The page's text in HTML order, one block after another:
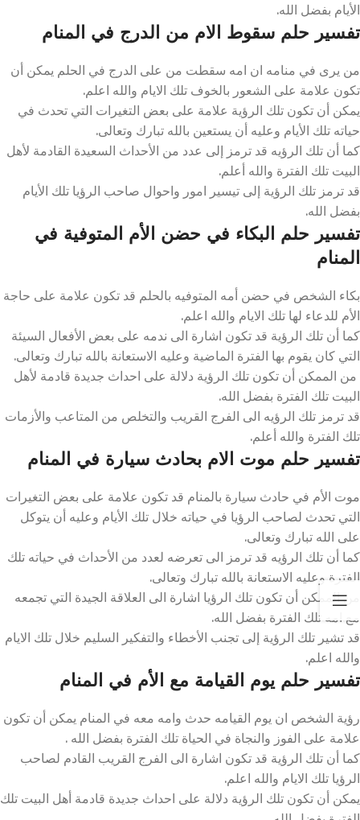
الأيام بفضل الله.
تفسير حلم سقوط الام من الدرج في المنام
من يرى في منامه ان امه سقطت من على الدرج في الحلم يمكن أن
تكون علامة على الشعور بالخوف تلك الايام والله اعلم.
يمكن أن تكون تلك الرؤية علامة على بعض التغيرات التي تحدث في
حياته تلك الأيام وعليه أن يستعين بالله تبارك وتعالى.
كما أن تلك الرؤيه قد ترمز إلى عدد من الأحداث السعيدة القادمة لأهل
البيت تلك الفترة والله أعلم.
قد ترمز تلك الرؤية إلى تيسير امور واحوال صاحب الرؤيا تلك الأيام
بفضل الله.
تفسير حلم البكاء في حضن الأم المتوفية في
المنام
بكاء الشخص في حضن أمه المتوفيه بالحلم قد تكون علامة على حاجة
الأم للدعاء لها تلك الايام والله اعلم.
كما أن تلك الرؤية قد تكون اشارة الى ندمه على بعض الأفعال السيئة
التي كان يقوم بها الفترة الماضية وعليه الاستعانة بالله تبارك وتعالى.
من الممكن أن تكون تلك الرؤية دلالة على احداث جديدة قادمة لأهل
البيت تلك الفترة بفضل الله.
قد ترمز تلك الرؤيه الى الفرج القريب والتخلص من المتاعب والأزمات
تلك الفترة والله أعلم.
تفسير حلم موت الام بحادث سيارة في المنام
موت الأم في حادث سيارة بالمنام قد تكون علامة على بعض التغيرات
التي تحدث لصاحب الرؤيا في حياته خلال تلك الأيام وعليه أن يتوكل
على الله تبارك وتعالى.
كما أن تلك الرؤيه قد ترمز الى تعرضه لعدد من الأحداث في حياته تلك
الفترة وعليه الاستعانة بالله تبارك وتعالى.
من الممكن أن تكون تلك الرؤيا اشارة الى العلاقة الجيدة التي تجمعه
مع امه تلك الفترة بفضل الله.
قد تشير تلك الرؤية إلى تجنب الأخطاء والتفكير السليم خلال تلك الايام
والله اعلم.
تفسير حلم يوم القيامة مع الأم في المنام
رؤية الشخص ان يوم القيامه حدث وامه معه في المنام يمكن أن تكون
علامة على الفوز والنجاة في الحياة تلك الفترة بفضل الله .
كما أن تلك الرؤية قد تكون اشارة الى الفرج القريب القادم لصاحب
الرؤيا تلك الايام والله اعلم.
يمكن أن تكون تلك الرؤية دلالة على احداث جديدة قادمة أهل البيت تلك